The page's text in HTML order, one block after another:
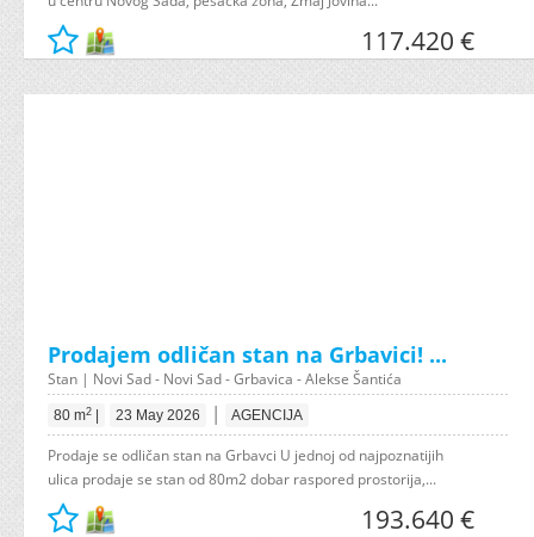
117.420 €
Prodajem odličan stan na Grbavici! ...
Stan | Novi Sad - Novi Sad - Grbavica - Alekse Šantića
80 m2 23 May 2026 | AGENCIJA
Prodaje se odličan stan na Grbavci U jednoj od najpoznatijih
ulica prodaje se stan od 80m2 dobar raspored prostorija,...
193.640 €